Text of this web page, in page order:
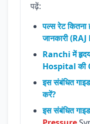
पढ़ें:
पल्स रेट कितना
जानकारी
Ranchi में
Hospital की
इस संबंधित
करें?
इस संबंधित